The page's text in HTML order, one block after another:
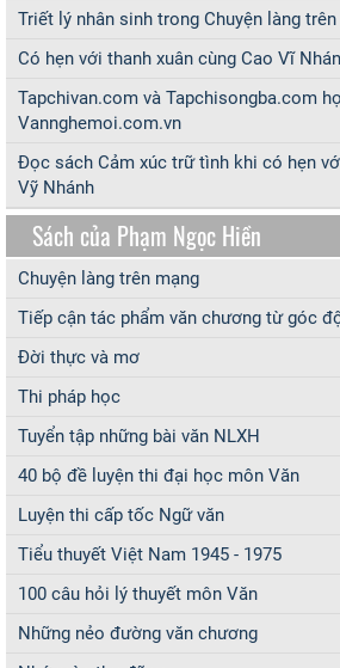
Triết lý nhân sinh trong Chuyện làng
Có hẹn với thanh xuân cùng Cao Vĩ
Tapchivan.com và Tapchisongba.com
Vannghemoi.com.vn
Đọc sách Cảm xúc trữ tình khi có hẹn
Vỹ Nhánh
Sách của Phạm Ngọc Hiền
Chuyện làng trên mạng
Tiếp cận tác phẩm văn chương từ góc
Đời thực và mơ
Thi pháp học
Tuyển tập những bài văn NLXH
40 bộ đề luyện thi đại học môn Văn
Luyện thi cấp tốc Ngữ văn
Tiểu thuyết Việt Nam 1945 - 1975
100 câu hỏi lý thuyết môn Văn
Những nẻo đường văn chương